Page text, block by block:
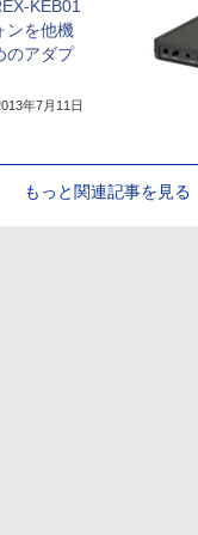
KEB01
ンを他機
のアダプ
年7月11日
もっと関連記事を見る